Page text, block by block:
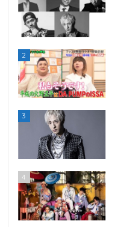
2
3
4